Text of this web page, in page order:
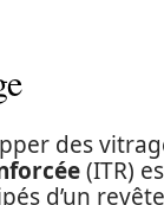
des
(ITR)
d’un